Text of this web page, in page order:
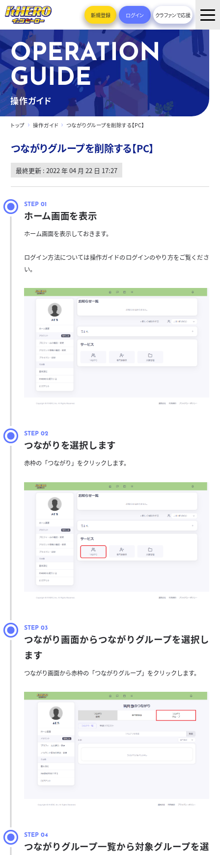
新規登録 ログイン クラファンで応援
OPERATION
GUIDE
操作ガイド
トップ 操作ガイド つながりグループを削除する【PC】
つながりグループを削除する【PC】
最終更新 : 2022 年 04 月 22 日 17:27
ホーム画面を表示
ホーム画面を表示しておきます。
ログイン方法については操作ガイドのログインのやり方をご覧くださ
い。
つながりを選択します
赤枠の「つながり」をクリックします。
つながり画面からつながりグループを選択し
ます
つながり画面から赤枠の「つながりグループ」をクリックします。
つながりグループ一覧から対象グループを選